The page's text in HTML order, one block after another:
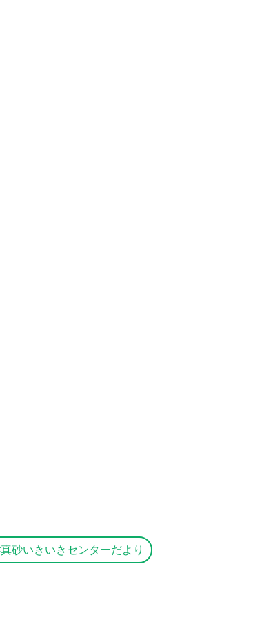
真砂いきいきセンターだより